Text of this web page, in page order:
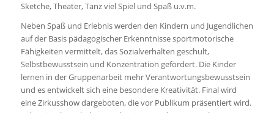
Sketche, Theater, Tanz viel Spiel und Spaß u.v.m.
Neben Spaß und Erlebnis werden den Kindern und Jugendlichen
auf der Basis pädagogischer Erkenntnisse sportmotorische
Fähigkeiten vermittelt, das Sozialverhalten geschult,
Selbstbewusstsein und Konzentration gefördert. Die Kinder
lernen in der Gruppenarbeit mehr Verantwortungsbewusstsein
und es entwickelt sich eine besondere Kreativität. Final wird
eine Zirkusshow dargeboten, die vor Publikum präsentiert wird.